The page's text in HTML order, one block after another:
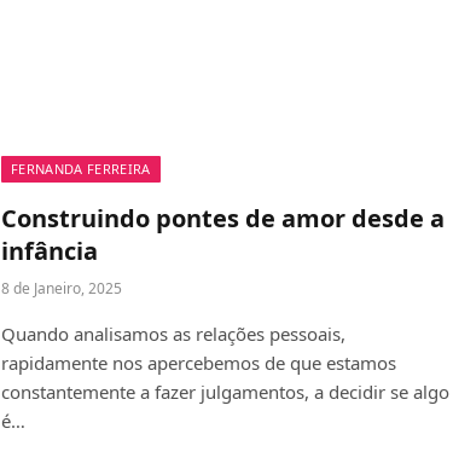
FERNANDA FERREIRA
Construindo pontes de amor desde a
infância
8 de Janeiro, 2025
Quando analisamos as relações pessoais,
rapidamente nos apercebemos de que estamos
constantemente a fazer julgamentos, a decidir se algo
é…